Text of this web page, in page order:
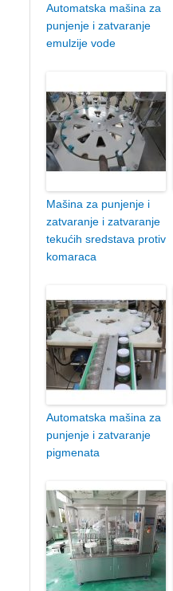
Automatska mašina za
punjenje i zatvaranje
emulzije vode
Mašina za punjenje i
zatvaranje i zatvaranje
tekućih sredstava protiv
komaraca
Automatska mašina za
punjenje i zatvaranje
pigmenata